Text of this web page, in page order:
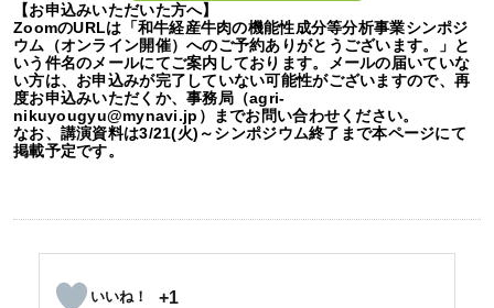
【お申込みいただいた方へ】
ZoomのURLは「和牛経産牛肉の機能性成分等分析事業シンポジ
ウム（オンライン開催）へのご予約ありがとうございます。」と
いう件名のメールにてご案内しております。メールの届いていな
い方は、お申込みが完了していない可能性がございますので、再
度お申込みいただくか、事務局（agri-
nikuyougyu@mynavi.jp）までお問い合わせください。
なお、講演資料は3/21(火)～シンポジウム終了まで本ページにて
掲載予定です。
+1